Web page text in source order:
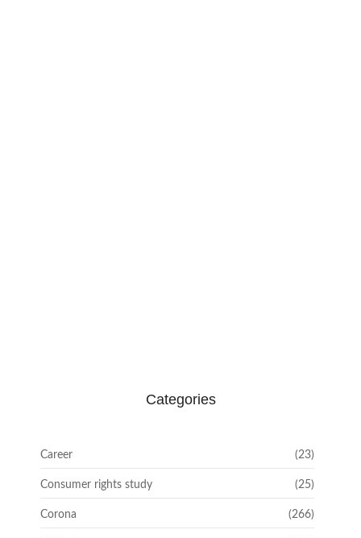
Categories
Career (23)
Consumer rights study (25)
Corona (266)